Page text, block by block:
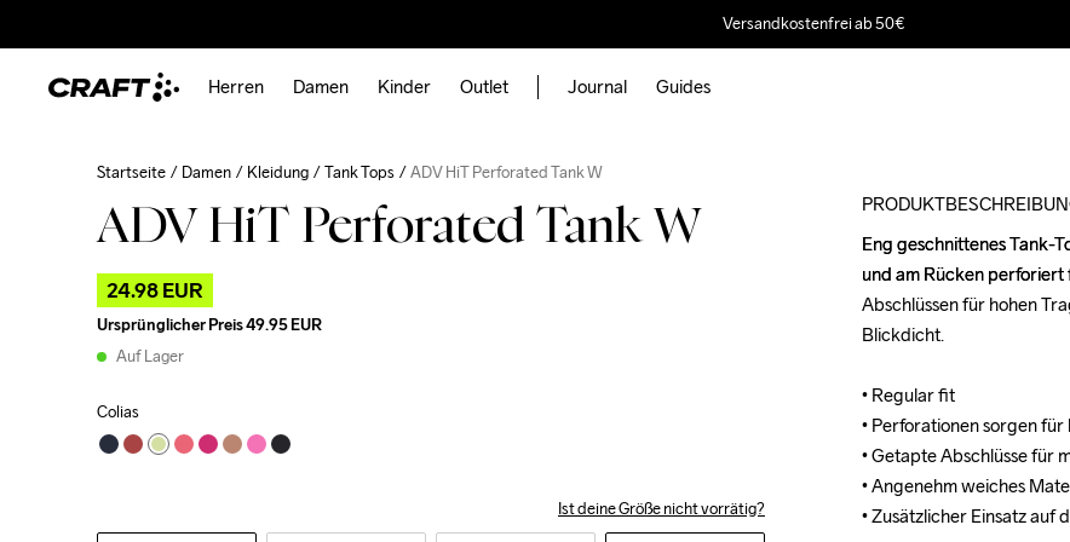
Versandkostenfrei ab 50€
Herren Damen Kinder Outlet Journal Guides
Startseite Damen Kleidung Tank Tops ADV HiT Perforated Tank W
ADV HiT Perforated Tank W
24.98 EUR
Ursprünglicher Preis49.95 EUR
Auf Lager
Colias
Ist deine Größe nicht vorrätig?
Eng geschnittenes Tank-
und am Rücken
Abschlüssen für hohen
Blickdicht.
• Regular fit
• Perforationen sorgen
• Getapte Abschlüsse für
• Angenehm weiches
• Zusätzlicher Einsatz auf
Eng geschnittenes Tank-
und am Rücken
Abschlüssen für hohen
Blickdicht.
• Regular fit
• Perforationen sorgen
• Getapte Abschlüsse für
• Angenehm weiches
• Zusätzlicher Einsatz auf